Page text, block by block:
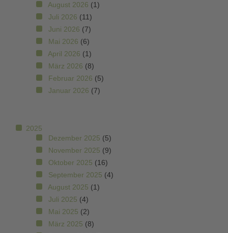
August 2026 (1)
Juli 2026 (11)
Juni 2026 (7)
Mai 2026 (6)
April 2026 (1)
März 2026 (8)
Februar 2026 (5)
Januar 2026 (7)
2025
Dezember 2025 (5)
November 2025 (9)
Oktober 2025 (16)
September 2025 (4)
August 2025 (1)
Juli 2025 (4)
Mai 2025 (2)
März 2025 (8)